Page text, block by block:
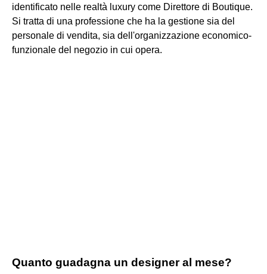
identificato nelle realtà luxury come Direttore di Boutique.
Si tratta di una professione che ha la gestione sia del
personale di vendita, sia dell'organizzazione economico-
funzionale del negozio in cui opera.
Quanto guadagna un designer al mese?